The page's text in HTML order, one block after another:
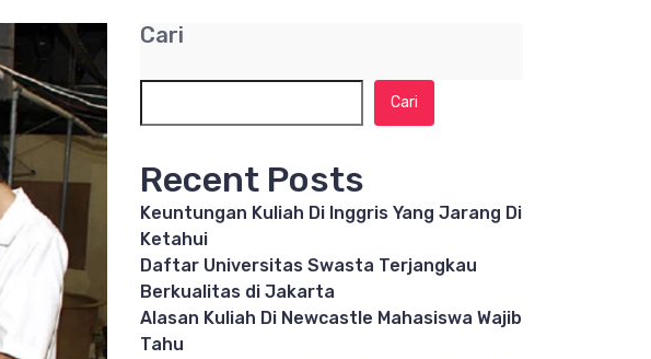
Cari
Cari
Recent Posts
Keuntungan Kuliah Di Inggris Yang Jarang Di
Ketahui
Daftar Universitas Swasta Terjangkau
Berkualitas di Jakarta
Alasan Kuliah Di Newcastle Mahasiswa Wajib
Tahu